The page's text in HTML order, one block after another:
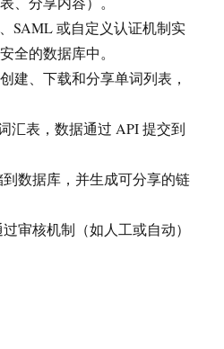
SAML 或自定义认证机制实
全的数据库中。
建、下载和分享单词列表，
汇表，数据通过 API 提交到
数据库，并生成可分享的链
审核机制（如人工或自动）